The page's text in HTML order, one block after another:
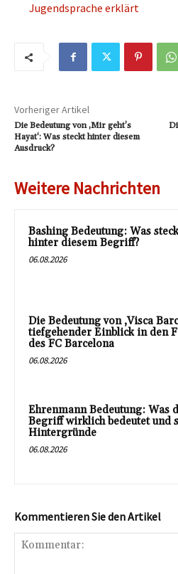
Jugendsprache erklärt
Vorheriger Artikel
Die Bedeutung von ‚Mir geht’s
Hayat‘: Was steckt hinter diesem
Ausdruck?
Weitere Nachrichten
Bashing Bedeutung: Was
hinter diesem Begriff?
06.08.2026
Die Bedeutung von ‚Visca
tiefgehender Einblick in den
des FC Barcelona
06.08.2026
Ehrenmann Bedeutung: Was
Begriff wirklich bedeutet und
Hintergründe
06.08.2026
Kommentieren Sie den Artikel